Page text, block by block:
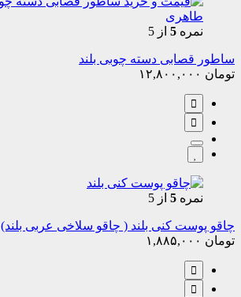
نمره 5 از 5
ساطور قصابی دسته چوبی بلند
تومان
نمره 5 از 5
چاقو پوست کنی بلند ( چاقو سلاخی عربی بلند)
تومان